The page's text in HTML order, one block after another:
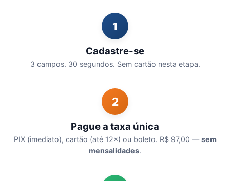
1
Cadastre-se
3 campos. 30 segundos. Sem cartão nesta etapa.
2
Pague a taxa única
PIX (imediato), cartão (até 12×) ou boleto. R$ 97,00 —sem
mensalidades.